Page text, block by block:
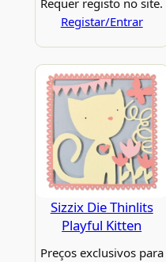
Requer registo no site.
Registar/Entrar
Sizzix Die Thinlits
Playful Kitten
Preços exclusivos para